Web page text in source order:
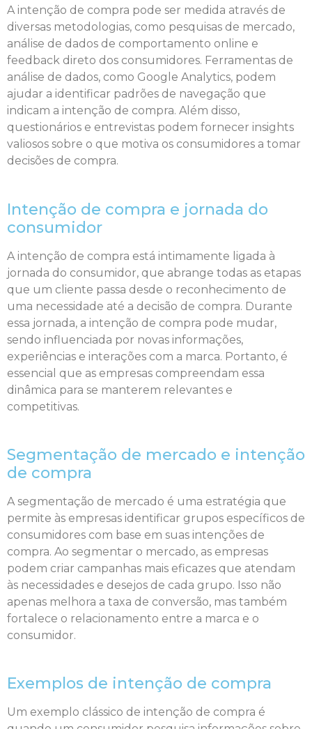
A intenção de compra pode ser medida através de
diversas metodologias, como pesquisas de mercado,
análise de dados de comportamento online e
feedback direto dos consumidores. Ferramentas de
análise de dados, como Google Analytics, podem
ajudar a identificar padrões de navegação que
indicam a intenção de compra. Além disso,
questionários e entrevistas podem fornecer insights
valiosos sobre o que motiva os consumidores a tomar
decisões de compra.
Intenção de compra e jornada do
consumidor
A intenção de compra está intimamente ligada à
jornada do consumidor, que abrange todas as etapas
que um cliente passa desde o reconhecimento de
uma necessidade até a decisão de compra. Durante
essa jornada, a intenção de compra pode mudar,
sendo influenciada por novas informações,
experiências e interações com a marca. Portanto, é
essencial que as empresas compreendam essa
dinâmica para se manterem relevantes e
competitivas.
Segmentação de mercado e intenção
de compra
A segmentação de mercado é uma estratégia que
permite às empresas identificar grupos específicos de
consumidores com base em suas intenções de
compra. Ao segmentar o mercado, as empresas
podem criar campanhas mais eficazes que atendam
às necessidades e desejos de cada grupo. Isso não
apenas melhora a taxa de conversão, mas também
fortalece o relacionamento entre a marca e o
consumidor.
Exemplos de intenção de compra
Um exemplo clássico de intenção de compra é